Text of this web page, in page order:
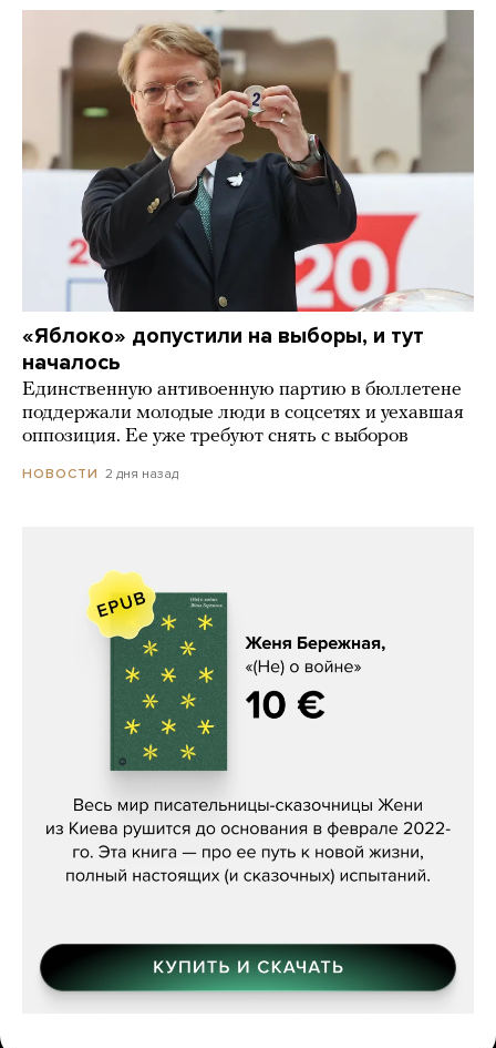
«Яблоко» допустили на выборы, и тут
началось
Единственную антивоенную партию в бюллетене
поддержали молодые люди в соцсетях и уехавшая
оппозиция. Ее уже требуют снять с выборов
НОВОСТИ 2 дня назад
Женя Бережная, «(Не) о войне»